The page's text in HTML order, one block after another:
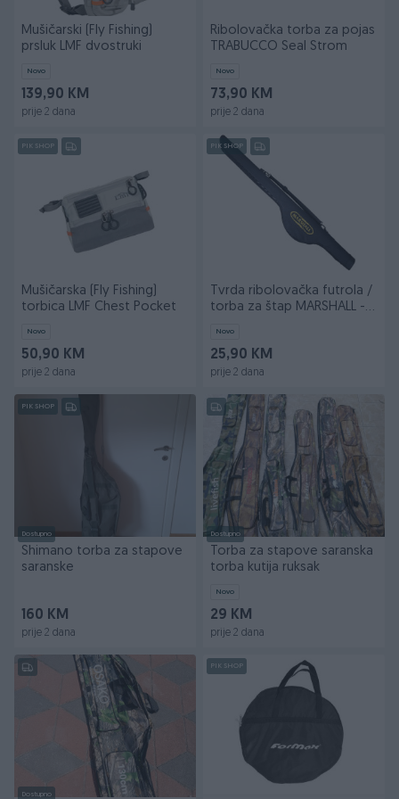
Mušičarski (Fly Fishing)
prsluk LMF dvostruki
Novo
139,90 KM
prije 2 dana
Ribolovačka torba za pojas
TRABUCCO Seal Strom
Novo
73,90 KM
prije 2 dana
PIK SHOP
Mušičarska (Fly Fishing)
torbica LMF Chest Pocket
Novo
50,90 KM
prije 2 dana
PIK SHOP
Tvrda ribolovačka futrola /
torba za štap MARSHALL -
Novo
25,90 KM
prije 2 dana
PIK SHOP
Dostupno
Shimano torba za stapove
saranske
160 KM
prije 2 dana
Dostupno
Torba za stapove saranska
torba kutija ruksak
Novo
29 KM
prije 2 dana
Dostupno
PIK SHOP